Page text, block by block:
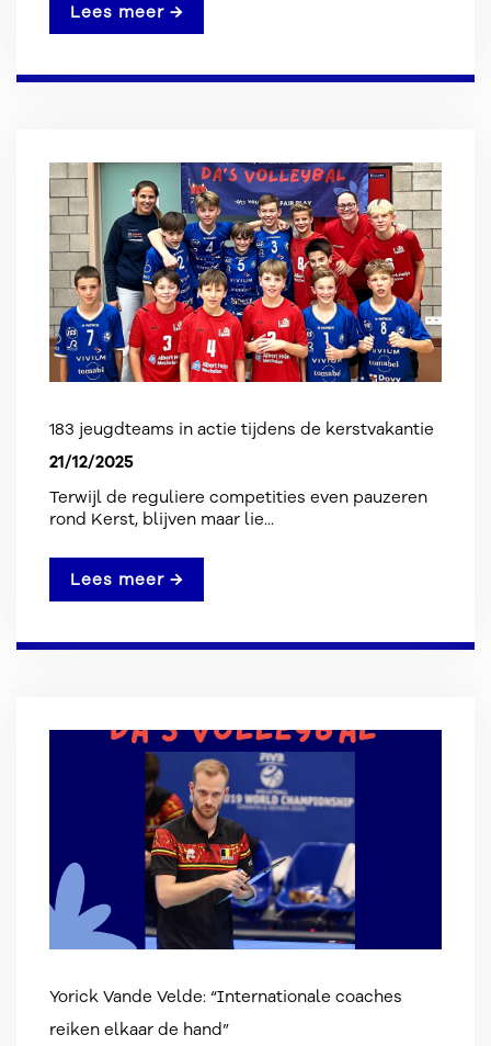
Lees meer →
183 jeugdteams in actie tijdens de kerstvakantie
21/12/2025
Terwijl de reguliere competities even pauzeren
rond Kerst, blijven maar lie...
Lees meer →
Yorick Vande Velde: “Internationale coaches
reiken elkaar de hand”